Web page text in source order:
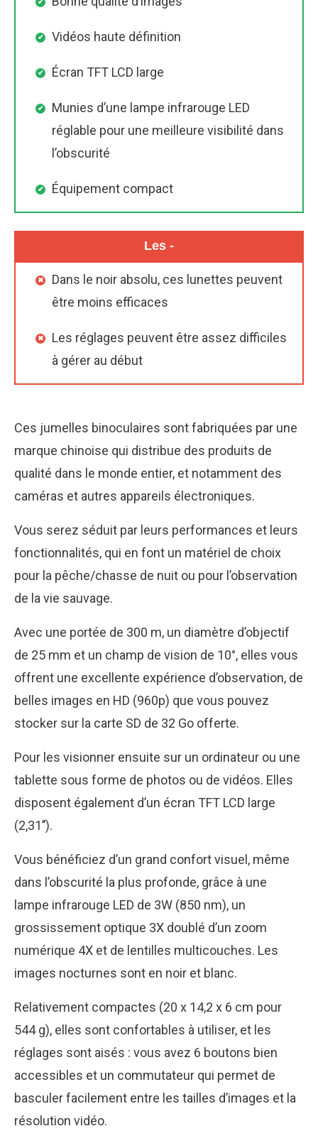
Vidéos haute définition
Écran TFT LCD large
Munies d’une lampe infrarouge LED
réglable pour une meilleure visibilité dans
l’obscurité
Équipement compact
Les -
Dans le noir absolu, ces lunettes peuvent
être moins efficaces
Les réglages peuvent être assez difficiles
à gérer au début
Ces jumelles binoculaires sont fabriquées par une
marque chinoise qui distribue des produits de
qualité dans le monde entier, et notamment des
caméras et autres appareils électroniques.
Vous serez séduit par leurs performances et leurs
fonctionnalités, qui en font un matériel de choix
pour la pêche/chasse de nuit ou pour l’observation
de la vie sauvage.
Avec une portée de 300 m, un diamètre d’objectif
de 25 mm et un champ de vision de 10°, elles vous
offrent une excellente expérience d’observation, de
belles images en HD (960p) que vous pouvez
stocker sur la carte SD de 32 Go offerte.
Pour les visionner ensuite sur un ordinateur ou une
tablette sous forme de photos ou de vidéos. Elles
disposent également d’un écran TFT LCD large
(2,31’’).
Vous bénéficiez d’un grand confort visuel, même
dans l’obscurité la plus profonde, grâce à une
lampe infrarouge LED de 3W (850 nm), un
grossissement optique 3X doublé d’un zoom
numérique 4X et de lentilles multicouches. Les
images nocturnes sont en noir et blanc.
Relativement compactes (20 x 14,2 x 6 cm pour
544 g), elles sont confortables à utiliser, et les
réglages sont aisés : vous avez 6 boutons bien
accessibles et un commutateur qui permet de
basculer facilement entre les tailles d’images et la
résolution vidéo.